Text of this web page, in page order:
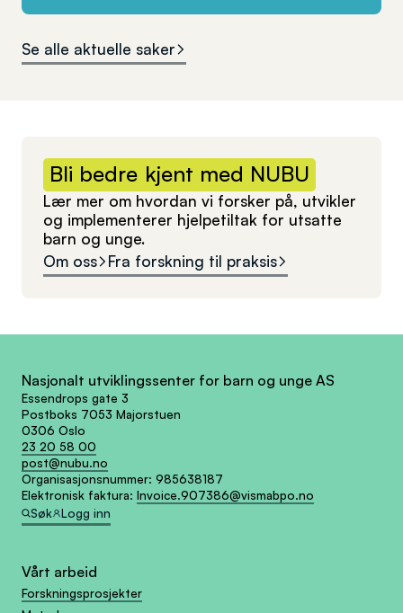
Se alle aktuelle saker
Bli bedre kjent med NUBU
Lær mer om hvordan vi forsker på, utvikler
og implementerer hjelpetiltak for utsatte
barn og unge.
Om oss
Fra forskning til praksis
Nasjonalt utviklingssenter for barn og unge AS
Essendrops gate 3
Postboks 7053 Majorstuen
0306 Oslo
23 20 58 00
post@nubu.no
Organisasjonsnummer: 985638187
Elektronisk faktura: Invoice.907386@vismabpo.no
Søk
Logg inn
Vårt arbeid
Forskningsprosjekter